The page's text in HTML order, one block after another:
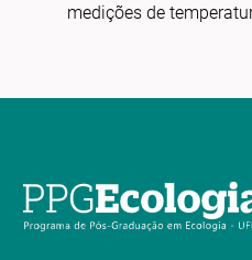
medições de